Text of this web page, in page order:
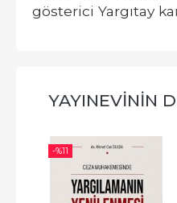
gösterici Yargıtay
YAYINEVININ
-%11